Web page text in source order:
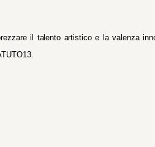
il talento artistico e la valenza